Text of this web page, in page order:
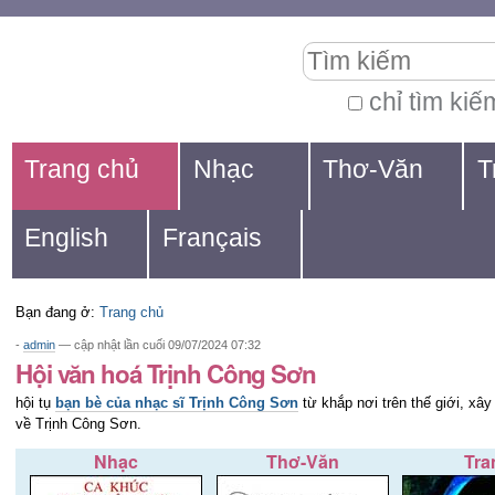
dung.
Chuyển
đến
mục
định
hướng
cá
nhân
chỉ tìm
kiếm
cao...
Navigation
Trang chủ Nhạc Thơ-Văn
English Français
Bạn đang ở: Trang chủ
- admin — cập nhật lần cuối 09/07/2024 07:32
Hội văn hoá Trịnh Công Sơn
hội tụ bạn bè của nhạc sĩ Trịnh Công Sơn từ khắp nơi trên thế giới,
về Trịnh Công Sơn.
Nhạc Thơ-Văn